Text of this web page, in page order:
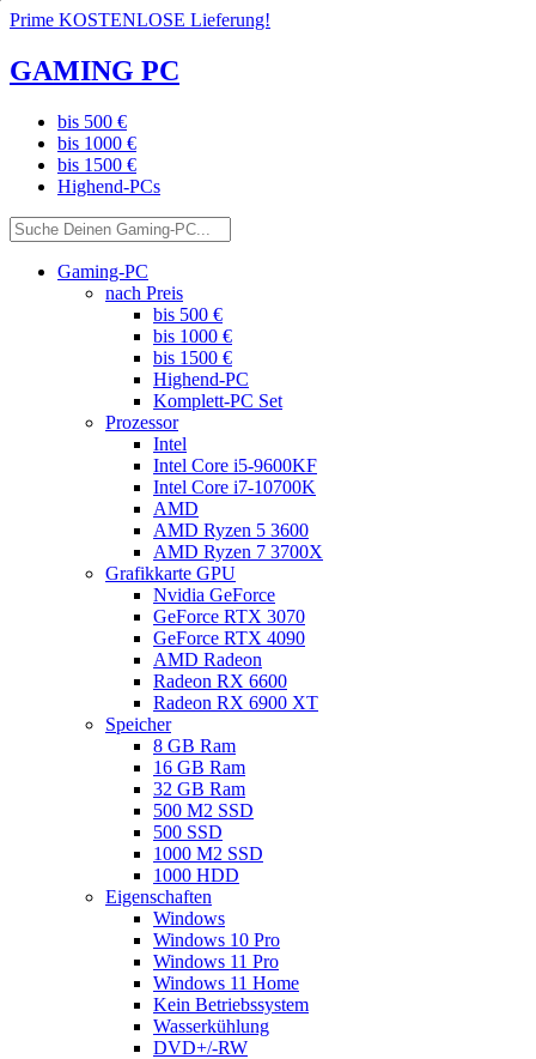
Prime KOSTENLOSE Lieferung!
GAMING PC
bis 500 €
bis 1000 €
bis 1500 €
Highend-PCs
Gaming-PC
nach Preis
bis 500 €
bis 1000 €
bis 1500 €
Highend-PC
Komplett-PC Set
Prozessor
Intel
Intel Core i5-9600KF
Intel Core i7-10700K
AMD
AMD Ryzen 5 3600
AMD Ryzen 7 3700X
Grafikkarte GPU
Nvidia GeForce
GeForce RTX 3070
GeForce RTX 4090
AMD Radeon
Radeon RX 6600
Radeon RX 6900 XT
Speicher
8 GB Ram
16 GB Ram
32 GB Ram
500 M2 SSD
500 SSD
1000 M2 SSD
1000 HDD
Eigenschaften
Windows
Windows 10 Pro
Windows 11 Pro
Windows 11 Home
Kein Betriebssystem
Wasserkühlung
DVD+/-RW